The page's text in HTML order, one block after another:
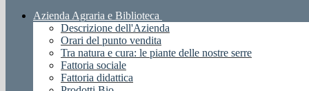
Azienda Agraria e Biblioteca
Descrizione dell'Azienda
Orari del punto vendita
Tra natura e cura: le piante delle nostre serre
Fattoria sociale
Fattoria didattica